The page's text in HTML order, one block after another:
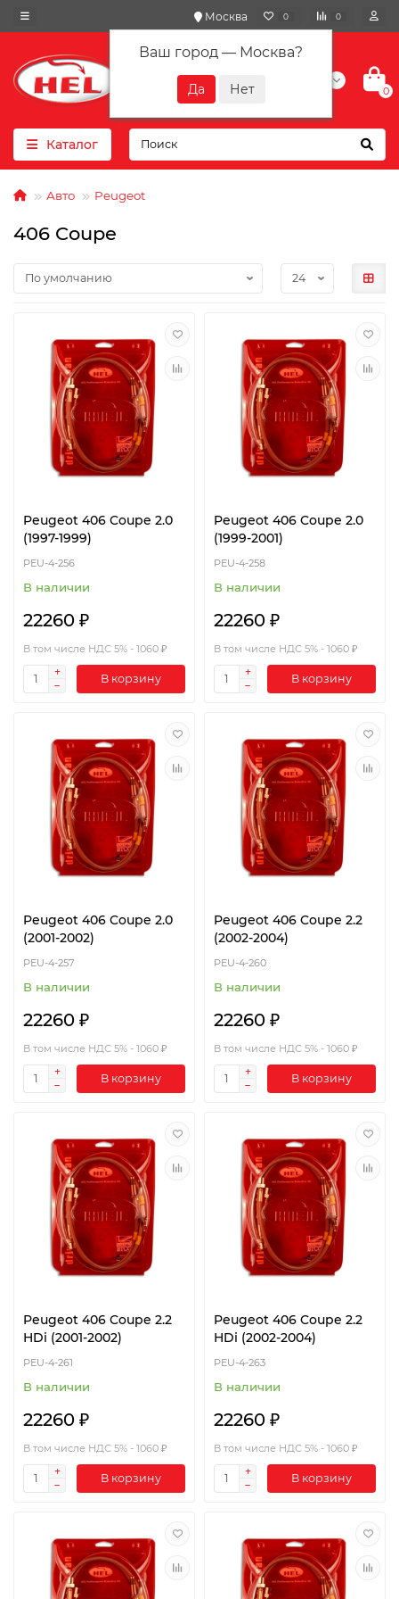
Москва
Ваш город — Москва?
0 0
+7(901) 417-10-01
0
Каталог
Авто Peugeot
406 Coupe
Peugeot 406 Coupe 2.0
(1997-1999)
PEU-4-256
В наличии
22260 ₽
В том числе НДС 5% - 1060 ₽
В корзину
Peugeot 406 Coupe 2.0
(1999-2001)
PEU-4-258
В наличии
22260 ₽
В том числе НДС 5% - 1060 ₽
В корзину
Peugeot 406 Coupe 2.0
(2001-2002)
PEU-4-257
В наличии
22260 ₽
В том числе НДС 5% - 1060 ₽
В корзину
Peugeot 406 Coupe 2.2
(2002-2004)
PEU-4-260
В наличии
22260 ₽
В том числе НДС 5% - 1060 ₽
В корзину
Peugeot 406 Coupe 2.2
HDi (2001-2002)
PEU-4-261
В наличии
22260 ₽
В том числе НДС 5% - 1060 ₽
В корзину
Peugeot 406 Coupe 2.2
HDi (2002-2004)
PEU-4-263
В наличии
22260 ₽
В том числе НДС 5% - 1060 ₽
В корзину